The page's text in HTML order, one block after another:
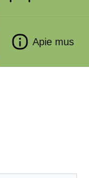
Apie mus